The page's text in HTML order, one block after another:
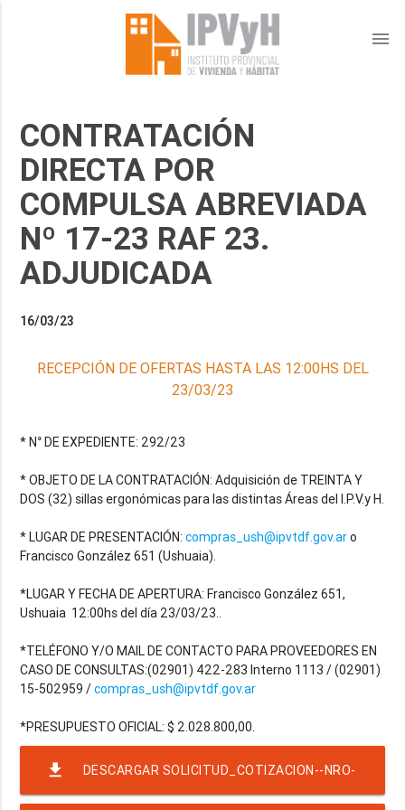
menu
CONTRATACIÓN
DIRECTA POR
COMPULSA ABREVIADA
Nº 17-23 RAF 23.
ADJUDICADA
16/03/23
RECEPCIÓN DE OFERTAS HASTA LAS 12:00HS DEL
23/03/23
* N° DE EXPEDIENTE: 292/23
* OBJETO DE LA CONTRATACIÓN: Adquisición de TREINTA Y
DOS (32) sillas ergonómicas para las distintas Áreas del I.P.V.y H.
* LUGAR DE PRESENTACIÓN:compras_ush@ipvtdf.gov.aro
Francisco González 651 (Ushuaia).
*LUGAR Y FECHA DE APERTURA: Francisco González 651,
Ushuaia 12:00hs del día 23/03/23..
*TELÉFONO Y/O MAIL DE CONTACTO PARA PROVEEDORES EN
CASO DE CONSULTAS:(02901) 422-283 Interno 1113 / (02901)
15-502959 /compras_ush@ipvtdf.gov.ar
file_download DESCARGAR SOLICITUD_COTIZACION--NRO-